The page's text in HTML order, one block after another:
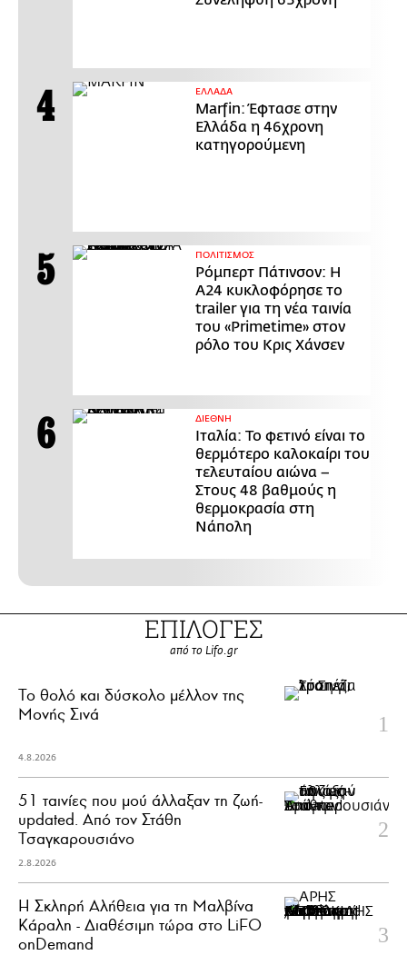
ΕΛΛΑΔΑ
Marfin: Έφτασε στην
Ελλάδα η 46χρονη
κατηγορούμενη
ΠΟΛΙΤΙΣΜΟΣ
Ρόμπερτ Πάτινσον: Η
Α24 κυκλοφόρησε το
trailer για τη νέα ταινία
του «Primetime» στον
ρόλο του Κρις Χάνσεν
ΔΙΕΘΝΗ
Ιταλία: Το φετινό είναι το
θερμότερο καλοκαίρι του
τελευταίου αιώνα –
Στους 48 βαθμούς η
θερμοκρασία στη
Νάπολη
ΕΠΙΛΟΓΕΣ
από το Lifo.gr
Το θολό και δύσκολο μέλλον της
Μονής Σινά
4.8.2026
51 ταινίες που μού άλλαξαν τη ζωή-
updated. Aπό τον Στάθη
Τσαγκαρουσιάνο
2.8.2026
Η Σκληρή Αλήθεια για τη Μαλβίνα
Κάραλη - Διαθέσιμη τώρα στo LiFO
onDemand